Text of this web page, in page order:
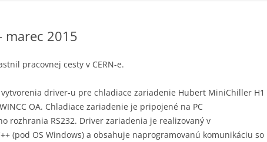
marec 2015
pracovnej cesty v CERN-e.
vytvorenia driver-u pre chladiace zariadenie Hubert MiniChiller H1
OA. Chladiace zariadenie je pripojené na PC
rozhrania RS232. Driver zariadenia je realizovaný v
(pod OS Windows) a obsahuje naprogramovanú komunikáciu so